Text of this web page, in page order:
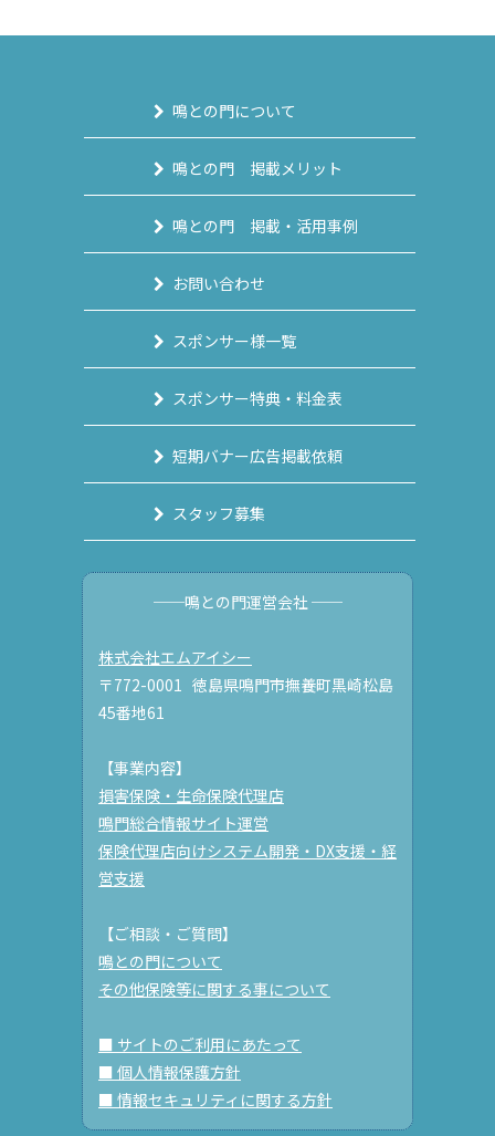
鳴との門について
鳴との門 掲載メリット
鳴との門 掲載・活用事例
お問い合わせ
スポンサー様一覧
スポンサー特典・料金表
短期バナー広告掲載依頼
スタッフ募集
──鳴との門運営会社 ──
株式会社エムアイシー
〒772-0001 徳島県鳴門市撫養町黒崎松島
45番地61
【事業内容】
損害保険・生命保険代理店
鳴門総合情報サイト運営
保険代理店向けシステム開発・DX支援・経
営支援
【ご相談・ご質問】
鳴との門について
その他保険等に関する事について
■ サイトのご利用にあたって
■ 個人情報保護方針
■ 情報セキュリティに関する方針